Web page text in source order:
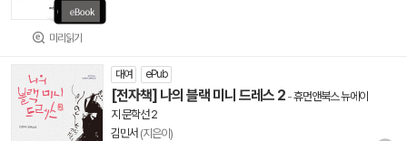
미리읽기
대여 ePub
[전자책] 나의 블랙 미니 드레스 2 -휴먼앤북스 뉴에이
지 문학선 2
김민서 (지은이)